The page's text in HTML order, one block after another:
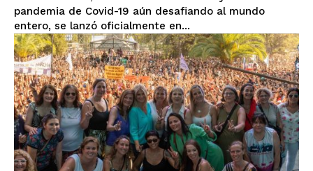
pandemia de Covid-19 aún desafiando al mundo
entero, se lanzó oficialmente en...